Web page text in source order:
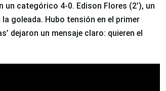
un categórico 4-0. Edison Flores (2’), un
la goleada. Hubo tensión en el primer
dejaron un mensaje claro: quieren el